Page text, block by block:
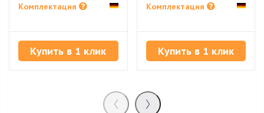
Комплектация
Купить в 1 клик
Комплектация
Купить в 1 клик